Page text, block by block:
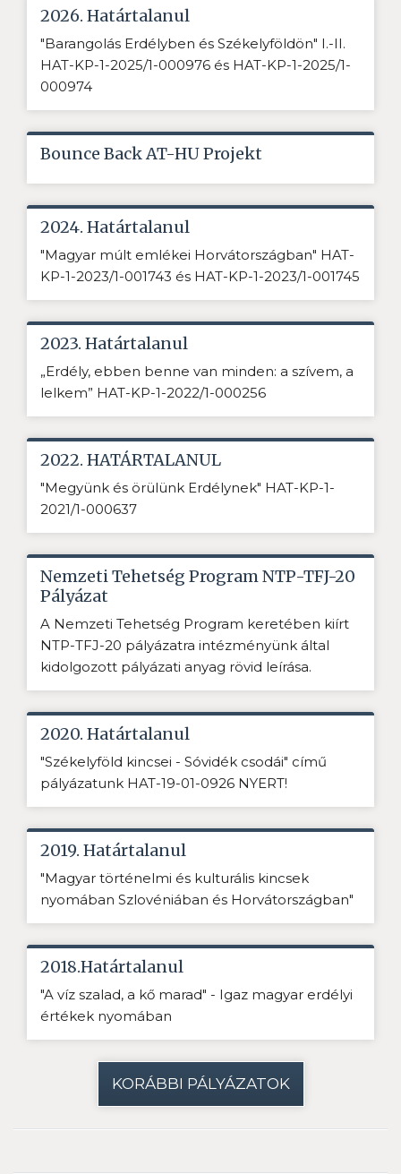
2026. Határtalanul
"Barangolás Erdélyben és Székelyföldön" I.-II.
HAT-KP-1-2025/1-000976 és HAT-KP-1-2025/1-
000974
Bounce Back AT-HU Projekt
2024. Határtalanul
"Magyar múlt emlékei Horvátországban" HAT-
KP-1-2023/1-001743 és HAT-KP-1-2023/1-001745
2023. Határtalanul
„Erdély, ebben benne van minden: a szívem, a
lelkem” HAT-KP-1-2022/1-000256
2022. HATÁRTALANUL
"Megyünk és örülünk Erdélynek" HAT-KP-1-
2021/1-000637
Nemzeti Tehetség Program NTP-TFJ-20
Pályázat
A Nemzeti Tehetség Program keretében kiírt
NTP-TFJ-20 pályázatra intézményünk által
kidolgozott pályázati anyag rövid leírása.
2020. Határtalanul
"Székelyföld kincsei - Sóvidék csodái" című
pályázatunk HAT-19-01-0926 NYERT!
2019. Határtalanul
"Magyar történelmi és kulturális kincsek
nyomában Szlovéniában és Horvátországban"
2018.Határtalanul
"A víz szalad, a kő marad" - Igaz magyar erdélyi
értékek nyomában
KORÁBBI PÁLYÁZATOK